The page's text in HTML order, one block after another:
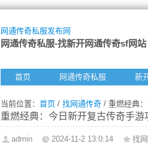
网通传奇私服发布网
网通传奇私服-找新开网通传奇sf网站
首页 网通传奇私服 新
当前位置： 首页 / 找网通传奇 / 重燃经典
重燃经典：今日新开复古传奇手游
admin 2024-11-2 13:0:14 找